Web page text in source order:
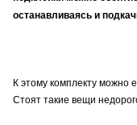
останавливаясь и
К этому комплекту можно
Стоят такие вещи